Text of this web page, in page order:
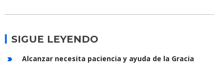
SIGUE LEYENDO
Alcanzar necesita paciencia y ayuda de la Gracia